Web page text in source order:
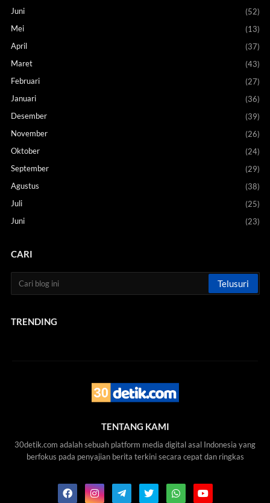
Juni
(52)
Mei
(13)
April
(37)
Maret
(43)
Februari
(27)
Januari
(36)
Desember
(39)
November
(26)
Oktober
(24)
September
(29)
Agustus
(38)
Juli
(25)
Juni
(23)
CARI
TRENDING
TENTANG KAMI
30detik.com adalah sebuah platform media digital asal Indonesia yang
berfokus pada penyajian berita terkini secara cepat dan ringkas